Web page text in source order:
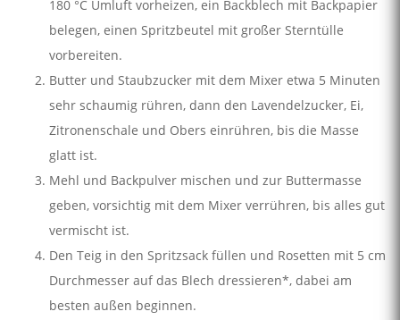
180 °C Umluft vorheizen, ein Backblech mit Backpapier
belegen, einen Spritzbeutel mit großer Sterntülle
vorbereiten.
Butter und Staubzucker mit dem Mixer etwa 5 Minuten
sehr schaumig rühren, dann den Lavendelzucker, Ei,
Zitronenschale und Obers einrühren, bis die Masse
glatt ist.
Mehl und Backpulver mischen und zur Buttermasse
geben, vorsichtig mit dem Mixer verrühren, bis alles gut
vermischt ist.
Den Teig in den Spritzsack füllen und Rosetten mit 5 cm
Durchmesser auf das Blech dressieren*, dabei am
besten außen beginnen.